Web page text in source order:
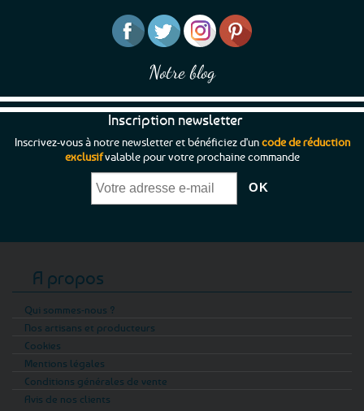
Notre blog
Inscription newsletter
Inscrivez-vous à notre newsletter et bénéficiez d'uncode de réduction
exclusifvalable pour votre prochaine commande
A propos
Qui sommes-nous ?
Nos artisans et producteurs
Cookies
Mentions légales
Conditions générales de vente
Avis de nos clients